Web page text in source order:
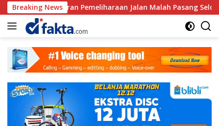
Langsung
ke
konten
Breaking News
Pemeliharaan Jalan Malah Pasang Selokan,